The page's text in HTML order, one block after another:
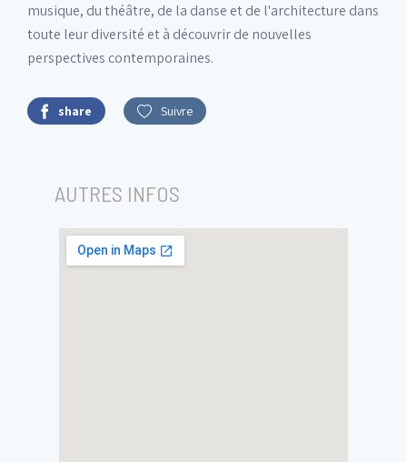
musique, du théâtre, de la danse et de l'architecture dans
toute leur diversité et à découvrir de nouvelles
perspectives contemporaines.
share Suivre
AUTRES INFOS